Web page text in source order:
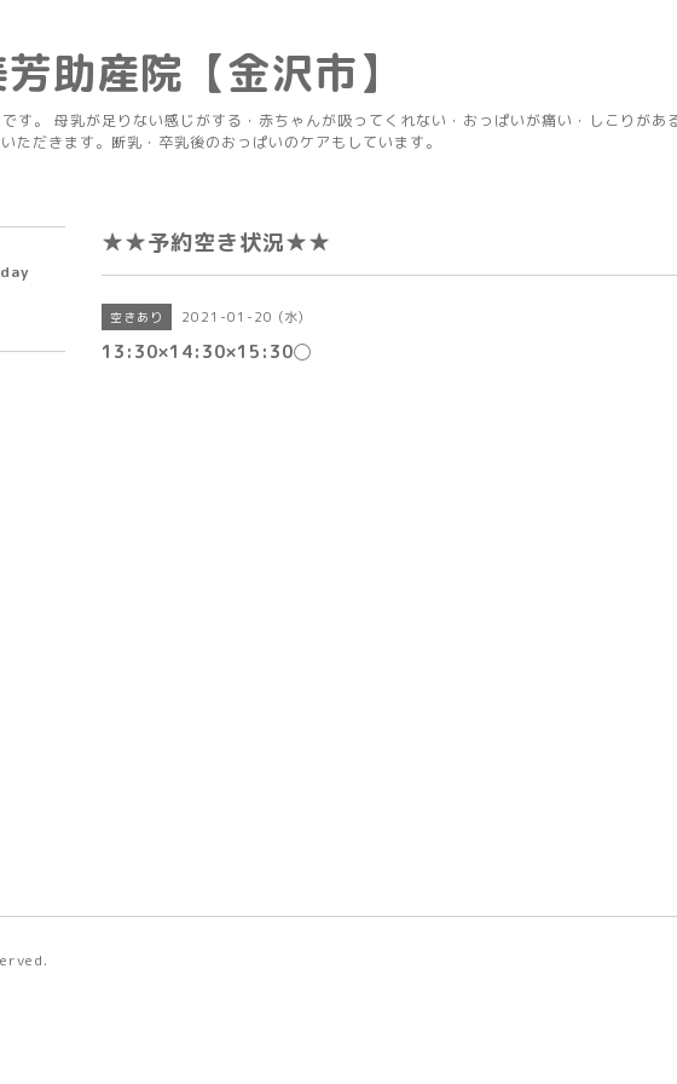
助産院【金沢市】
す。 母乳が足りない感じがする・赤ちゃんが吸ってくれない・おっぱいが痛い・しこりがあ
ただきます。断乳・卒乳後のおっぱいのケアもしています。
★★予約空き状況★★
空きあり 2021-01-20 (水)
13:30×14:30×15:30◯